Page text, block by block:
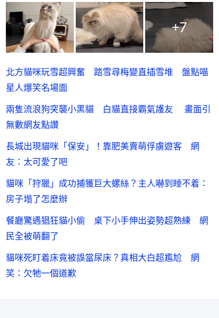
+7
北方貓咪玩雪超興奮 踏雪尋梅變直插雪堆 盤點喵
星人爆笑名場面
兩隻流浪狗突襲小黑貓 白貓直接霸氣護友 畫面引
無數網友點讚
長城出現貓咪「保安」！靠肥美賣萌俘虜遊客 網
友：太可愛了吧
貓咪「狩獵」成功捕獲巨大螺絲？主人嚇到睡不着：
房子塌了怎麼辦
餐廳驚遇猖狂貓小偷 桌下小手伸出姿勢超熟練 網
民全被萌翻了
貓咪死盯着床竟被誤當尿床？真相大白超尷尬 網
笑：欠牠一個道歉